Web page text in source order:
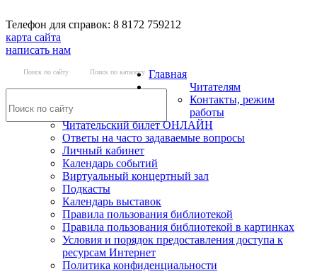
Телефон для справок: 8 8172 759212
карта сайта
написать нам
Поиск по сайту Поиск по каталогу Главная
Читателям
Контакты, режим
работы
Читательский билет ОНЛАЙН
Ответы на часто задаваемые вопросы
Личный кабинет
Календарь событий
Виртуальный концертный зал
Подкасты
Календарь выставок
Правила пользования библиотекой
Правила пользования библиотекой в картинках
Условия и порядок предоставления доступа к
ресурсам Интернет
Политика конфиденциальности